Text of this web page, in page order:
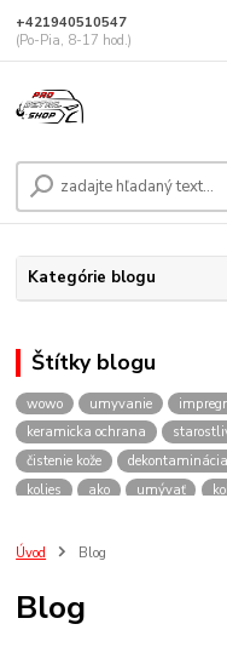
+421940510547
(Po-Pia, 8-17 hod.)
Kategórie blogu
Štítky blogu
wowo umyvanie
keramicka ochrana
čistenie kože
dekontaminácia
kolies
ako umývať
ozivovac plastov
gyeon cancoat
Úvod Blog
Blog